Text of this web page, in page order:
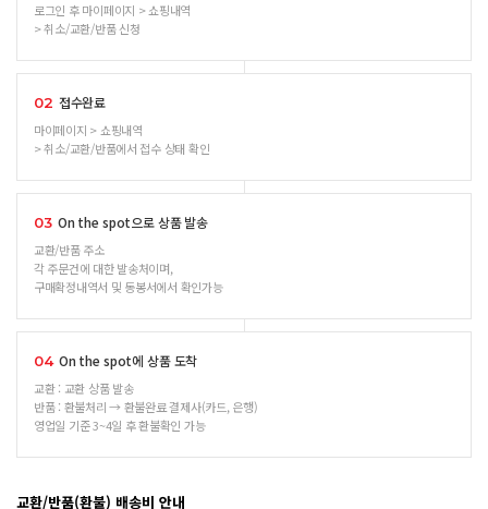
로그인 후 마이페이지 > 쇼핑내역
> 취소/교환/반품 신청
02 접수완료
마이페이지 > 쇼핑내역
> 취소/교환/반품에서 접수 상태 확인
03 On the spot으로 상품 발송
교환/반품 주소
각 주문건에 대한 발송처이며,
구매확정내역서 및 동봉서에서 확인가능
04 On the spot에 상품 도착
교환 : 교환 상품 발송
반품 : 환불처리 → 환불완료 결제사(카드, 은행)
영업일 기준 3~4일 후 환불확인 가능
교환/반품(환불) 배송비 안내